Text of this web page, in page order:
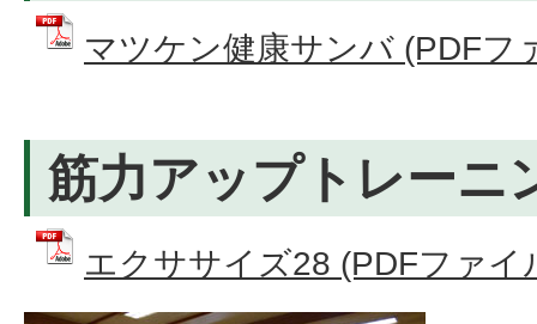
マツケン健康サンバ (PDFフ
筋力アップトレーニ
エクササイズ28 (PDFファイ